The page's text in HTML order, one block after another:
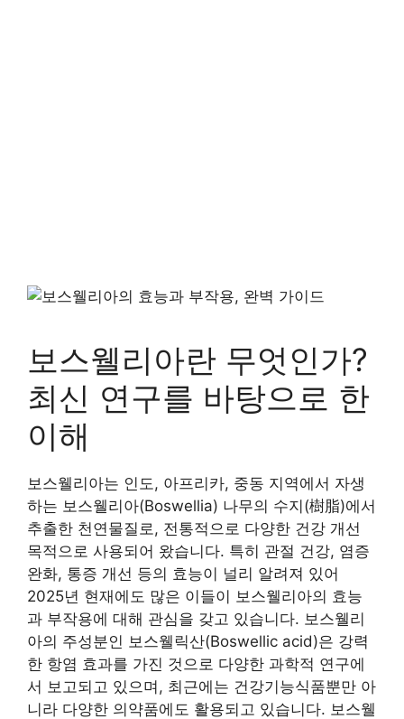
보스웰리아란 무엇인가?
최신 연구를 바탕으로 한
이해
보스웰리아는 인도, 아프리카, 중동 지역에서 자생
하는 보스웰리아(Boswellia) 나무의 수지(樹脂)에서
추출한 천연물질로, 전통적으로 다양한 건강 개선
목적으로 사용되어 왔습니다. 특히 관절 건강, 염증
완화, 통증 개선 등의 효능이 널리 알려져 있어
2025년 현재에도 많은 이들이 보스웰리아의 효능
과 부작용에 대해 관심을 갖고 있습니다. 보스웰리
아의 주성분인 보스웰릭산(Boswellic acid)은 강력
한 항염 효과를 가진 것으로 다양한 과학적 연구에
서 보고되고 있으며, 최근에는 건강기능식품뿐만 아
니라 다양한 의약품에도 활용되고 있습니다. 보스웰